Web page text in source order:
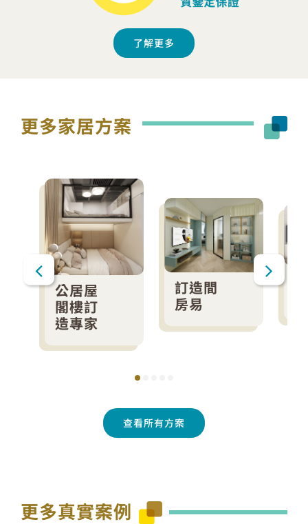
了解更多
更多家居方案
公居屋
閣樓訂
造專家
訂造間
房易
查看所有方案
更多真實案例